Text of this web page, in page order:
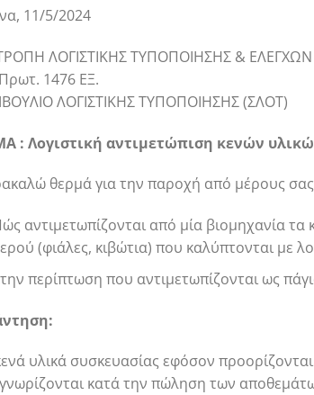
11/5/2024
ΛΟΓΙΣΤΙΚΗΣ ΤΥΠΟΠΟΙΗΣΗΣ &
1476 ΕΞ.
ΛΟΓΙΣΤΙΚΗΣ ΤΥΠΟΠΟΙΗΣΗΣ (ΣΛΟΤ)
: Λογιστική αντιμετώπιση κενών
θερμά για την παροχή από μέρους
αντιμετωπίζονται από μία βιομηχανία
(φιάλες, κιβώτια) που καλύπτονται με
περίπτωση που αντιμετωπίζονται ως
υλικά συσκευασίας εφόσον
κατά την πώληση των